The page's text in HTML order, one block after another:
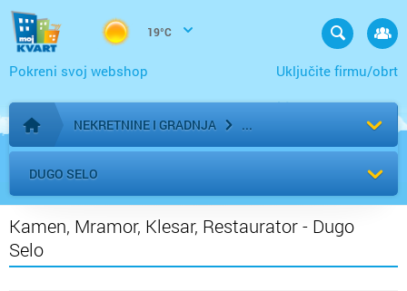
19°C
Uključite firmu/obrt
Pokreni svoj webshop
Početna stranica
NEKRETNINE I GRADNJA
DUGO SELO
Kamen, Mramor, Klesar, Restaurator - Dugo
Selo